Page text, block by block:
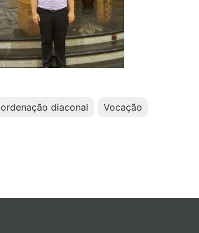
ordenação diaconal Vocação